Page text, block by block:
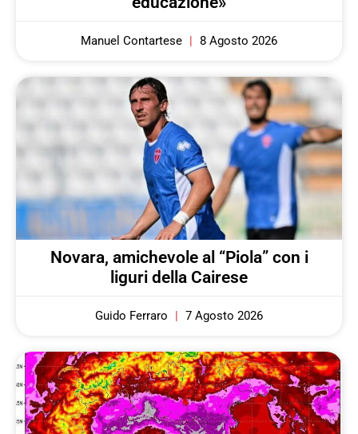
Manuel Contartese 8 Agosto 2026
Novara, amichevole al “Piola” con i
liguri della Cairese
Guido Ferraro 7 Agosto 2026